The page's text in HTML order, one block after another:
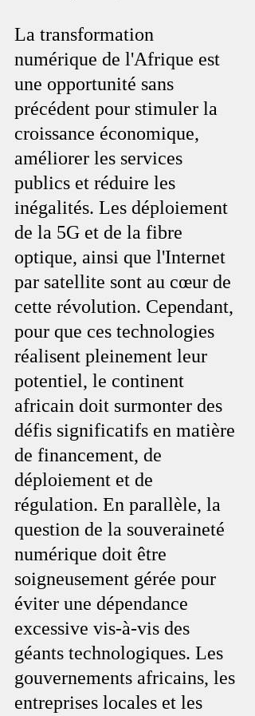
La transformation
numérique de l'Afrique est
une opportunité sans
précédent pour stimuler la
croissance économique,
améliorer les services
publics et réduire les
inégalités. Les déploiement
de la 5G et de la fibre
optique, ainsi que l'Internet
par satellite sont au cœur de
cette révolution. Cependant,
pour que ces technologies
réalisent pleinement leur
potentiel, le continent
africain doit surmonter des
défis significatifs en matière
de financement, de
déploiement et de
régulation. En parallèle, la
question de la souveraineté
numérique doit être
soigneusement gérée pour
éviter une dépendance
excessive vis-à-vis des
géants technologiques. Les
gouvernements africains, les
entreprises locales et les